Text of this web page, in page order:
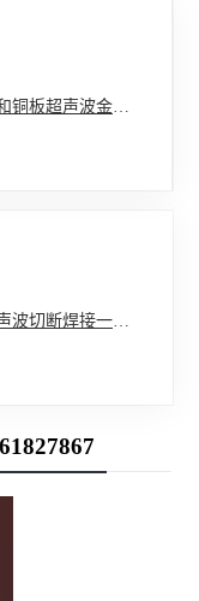
铜板超声波金属
波切断焊接一体